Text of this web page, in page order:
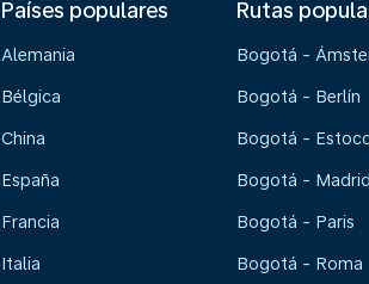
Países populares
Alemania
Bélgica
China
España
Francia
Italia
Rutas
Bogotá -
Bogotá - Berlín
Bogotá -
Bogotá - Madrid
Bogotá - Paris
Bogotá - Roma